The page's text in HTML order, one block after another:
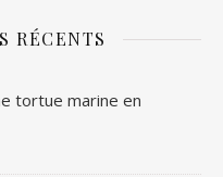
RÉCENTS
tortue marine en